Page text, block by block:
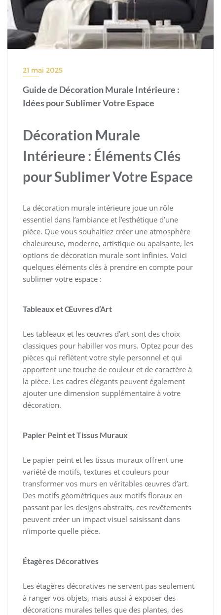
21 mai 2025
Guide de Décoration Murale Intérieure :
Idées pour Sublimer Votre Espace
Décoration Murale
Intérieure : Éléments Clés
pour Sublimer Votre Espace
La décoration murale intérieure joue un rôle
essentiel dans l’ambiance et l’esthétique d’une
pièce. Que vous souhaitiez créer une atmosphère
chaleureuse, moderne, artistique ou apaisante, les
options de décoration murale sont infinies. Voici
quelques éléments clés à prendre en compte pour
sublimer votre espace :
Tableaux et Œuvres d’Art
Les tableaux et les œuvres d’art sont des choix
classiques pour habiller vos murs. Optez pour des
pièces qui reflètent votre style personnel et qui
apportent une touche de couleur et de caractère à
la pièce. Les cadres élégants peuvent également
ajouter une dimension supplémentaire à votre
décoration.
Papier Peint et Tissus Muraux
Le papier peint et les tissus muraux offrent une
variété de motifs, textures et couleurs pour
transformer vos murs en véritables œuvres d’art.
Des motifs géométriques aux motifs floraux en
passant par les designs abstraits, ces revêtements
peuvent créer un impact visuel saisissant dans
n’importe quelle pièce.
Étagères Décoratives
Les étagères décoratives ne servent pas seulement
à ranger vos objets, mais aussi à exposer des
décorations murales telles que des plantes, des